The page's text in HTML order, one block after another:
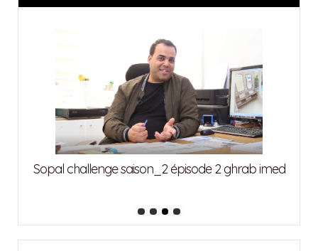
Sopal challenge saison_2 épisode 2 ghrab imed